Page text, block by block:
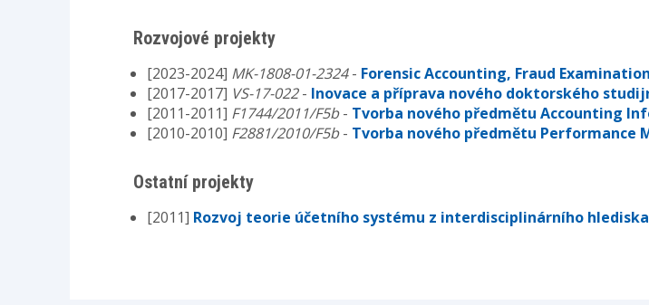
Rozvojové projekty
[2023-2024] MK-1808-01-2324- Forensic Accounting, Fraud
[2017-2017] VS-17-022- Inovace a příprava nového doktorského
[2011-2011] F1744/2011/F5b- Tvorba nového předmětu Accounting
[2010-2010] F2881/2010/F5b- Tvorba nového předmětu Performance
Ostatní projekty
[2011] Rozvoj teorie účetního systému z interdisciplinárního hlediska